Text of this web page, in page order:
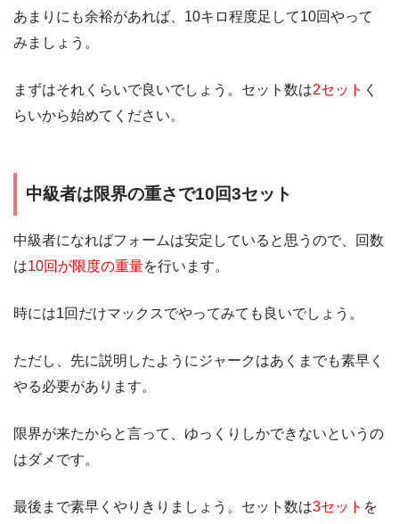
あまりにも余裕があれば、10キロ程度足して10回やって
みましょう。
まずはそれくらいで良いでしょう。セット数は2セット く
らいから始めてください。
中級者は限界の重さで10回3セット
中級者になればフォームは安定していると思うので、回数
は10回が限度の重量を行います。
時には1回だけマックスでやってみても良いでしょう。
ただし、先に説明したようにジャークはあくまでも素早く
やる必要があります。
限界が来たからと言って、ゆっくりしかできないというの
はダメです。
最後まで素早くやりきりましょう。セット数は3セット を